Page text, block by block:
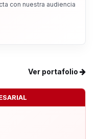
con nuestra audiencia
Ver portafolio